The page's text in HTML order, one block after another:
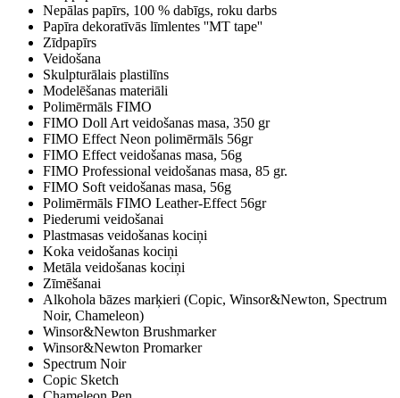
Nepālas papīrs, 100 % dabīgs, roku darbs
Papīra dekoratīvās līmlentes ''MT tape''
Zīdpapīrs
Veidošana
Skulpturālais plastilīns
Modelēšanas materiāli
Polimērmāls FIMO
FIMO Doll Art veidošanas masa, 350 gr
FIMO Effect Neon polimērmāls 56gr
FIMO Effect veidošanas masa, 56g
FIMO Professional veidošanas masa, 85 gr.
FIMO Soft veidošanas masa, 56g
Polimērmāls FIMO Leather-Effect 56gr
Piederumi veidošanai
Plastmasas veidošanas kociņi
Koka veidošanas kociņi
Metāla veidošanas kociņi
Zīmēšanai
Alkohola bāzes marķieri (Copic, Winsor&Newton, Spectrum
Noir, Chameleon)
Winsor&Newton Brushmarker
Winsor&Newton Promarker
Spectrum Noir
Copic Sketch